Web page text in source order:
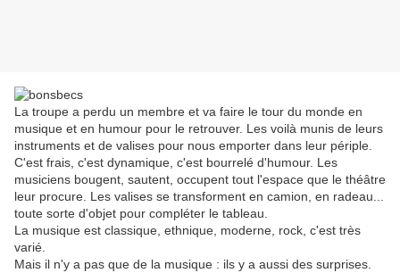
La troupe a perdu un membre et va faire le tour du monde en
musique et en humour pour le retrouver. Les voilà munis de leurs
instruments et de valises pour nous emporter dans leur périple.
C'est frais, c'est dynamique, c'est bourrelé d'humour. Les
musiciens bougent, sautent, occupent tout l'espace que le théâtre
leur procure. Les valises se transforment en camion, en radeau...
toute sorte d'objet pour compléter le tableau.
La musique est classique, ethnique, moderne, rock, c'est très
varié.
Mais il n'y a pas que de la musique : ils y a aussi des surprises.